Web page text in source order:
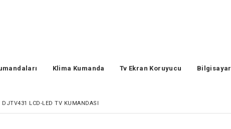
Klima Kumanda Tv Ekran Koruyucu Bilgisayar
LCD-LED TV KUMANDASI